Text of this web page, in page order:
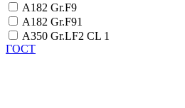
A182 Gr.F9
A182 Gr.F91
A350 Gr.LF2 CL 1
ГОСТ